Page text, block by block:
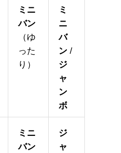
ミニ
バン
（ゆ
った
り）
ミ
ニ
バ
ン /
ジ
ャ
ン
ボ
ミニ
バン
ジ
ャ